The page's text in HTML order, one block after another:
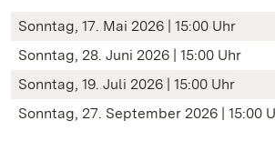
Sonntag, 17. Mai 2026 | 15:00 Uhr
Sonntag, 28. Juni 2026 | 15:00 Uhr
Sonntag, 19. Juli 2026 | 15:00 Uhr
Sonntag, 27. September 2026 | 15:00